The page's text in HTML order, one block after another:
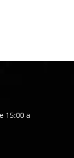
15:00 a